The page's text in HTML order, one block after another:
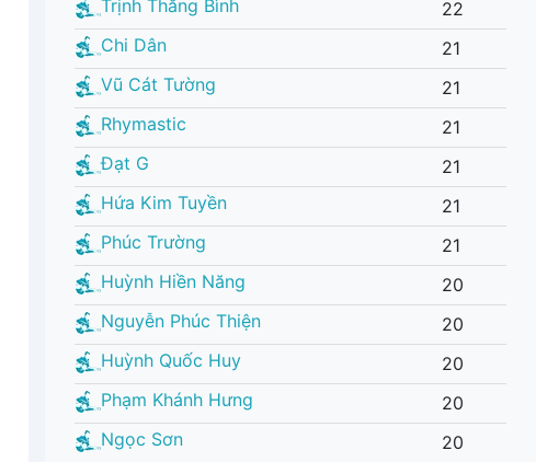
Trịnh Thăng Bình
22
Chi Dân
21
Vũ Cát Tường
21
Rhymastic
21
Đạt G
21
Hứa Kim Tuyền
21
Phúc Trường
21
Huỳnh Hiền Năng
20
Nguyễn Phúc Thiện
20
Huỳnh Quốc Huy
20
Phạm Khánh Hưng
20
Ngọc Sơn
20